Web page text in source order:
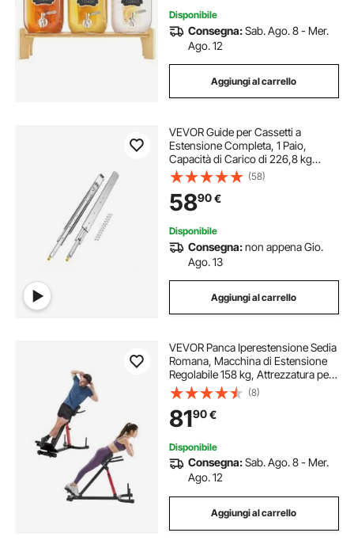
Disponibile
Consegna:Sab. Ago. 8 - Mer.
Ago. 12
Aggiungi al carrello
VEVOR Guide per Cassetti a
Estensione Completa, 1 Paio,
Capacità di Carico di 226,8 kg
Binario per Cassetti con
Bloccaggio, Cuscinetti a Sfera con
Guida Scorrevole, Lunghezza
Estensione 1016 mm
(58)
5890€
Disponibile
Consegna:non appena Gio.
Ago. 13
Aggiungi al carrello
VEVOR Panca Iperestensione Sedia
Romana, Macchina di Estensione
Regolabile 158 kg, Attrezzatura per
Muscoli Posteriori della Coscia,
Parte Addominale, Panca
Allenamento Palestra Domestica
(8)
8190€
Disponibile
Consegna:Sab. Ago. 8 - Mer.
Ago. 12
Aggiungi al carrello